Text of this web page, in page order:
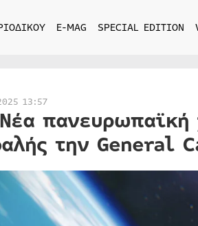
E-MAG SPECIAL EDITION
13:57
την General